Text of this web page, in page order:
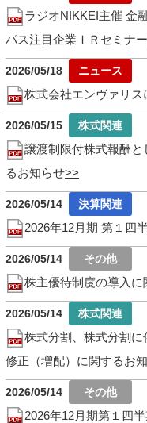
ラジオNIKKEI主催 金
パス注目企業ＩＲセミナ
2026/05/18
株式会社エンヴァリ
2026/05/15
譲渡制限付株式報酬
るお知らせ
2026/05/14
2026年12月期 第１四
2026/05/14
株主優待制度の導入
2026/05/14
株式分割、株式分割
修正（増配）に関するお
2026/05/14
2026年12月期第１四